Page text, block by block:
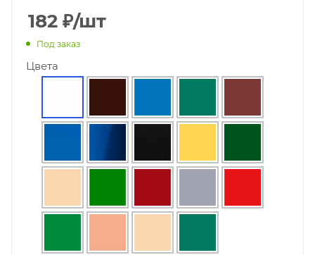
182 ₽/шт
Под заказ
Цвета